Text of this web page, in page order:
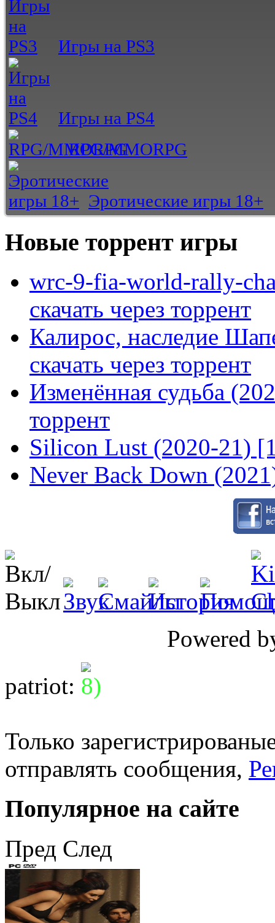
Игры на PS3
Игры на PS4
RPG/MMORPG
Эротические игры 18+
Новые торрент игры
wrc-9-fia-world-rally-
скачать через торрент
Калирос, наследие
скачать через торрент
Изменённая судьба
торрент
Silicon Lust (2020-21)
Never Back Down
Powered
patriot:
Только
отправлять сообщения,
Популярное на сайте
Пред След